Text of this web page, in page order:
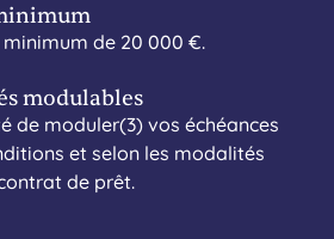
de 20 000 €.
modulables
de moduler(3) vos échéances
et selon les modalités
de prêt.